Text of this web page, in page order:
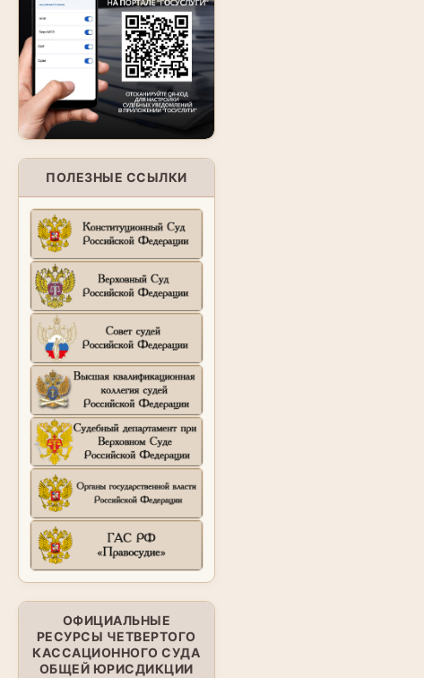
ПОЛЕЗНЫЕ ССЫЛКИ
ОФИЦИАЛЬНЫЕ
РЕСУРСЫ ЧЕТВЕРТОГО
КАССАЦИОННОГО СУДА
ОБЩЕЙ ЮРИСДИКЦИИ